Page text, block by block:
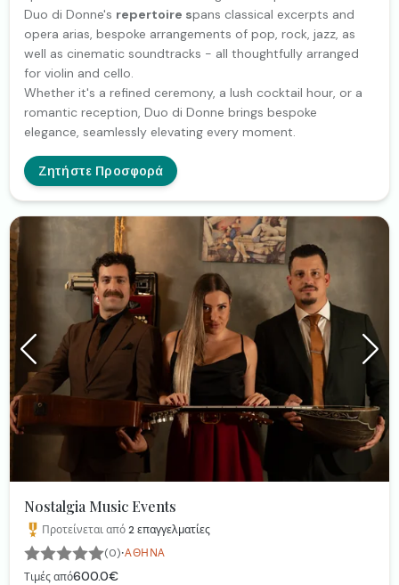
Duo di Donne's repertoire spans classical excerpts and
opera arias, bespoke arrangements of pop, rock, jazz, as
well as cinematic soundtracks - all thoughtfully arranged
for violin and cello.
Whether it's a refined ceremony, a lush cocktail hour, or a
romantic reception, Duo di Donne brings bespoke
elegance, seamlessly elevating every moment.
Ζητήστε Προσφορά
Nostalgia Music Events
Προτείνεται από2επαγγελματίες
(0)·ΑΘΉΝΑ
Τιμές από600.0€